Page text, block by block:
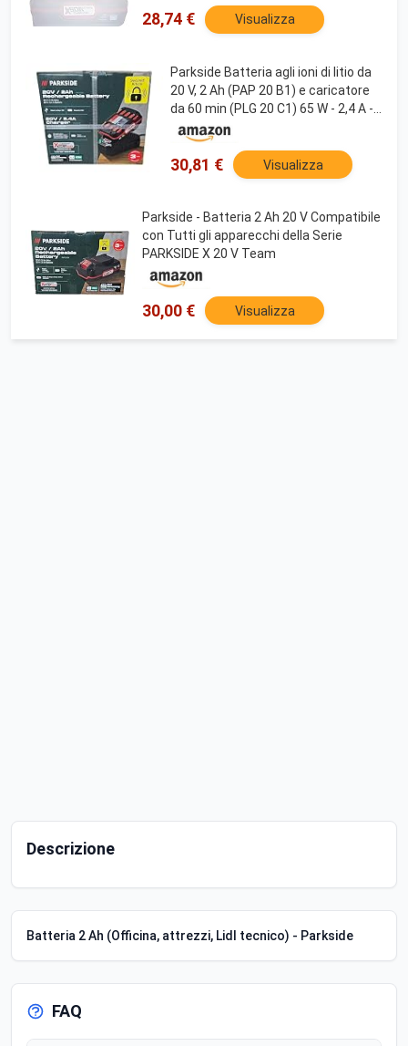
28,74 € Visualizza
Parkside Batteria agli ioni di litio da
20 V, 2 Ah (PAP 20 B1) e caricatore
da 60 min (PLG 20 C1) 65 W - 2,4 A -
Bilanciamento delle celle per
un'autonomia e una durata
prolungate
30,81 € Visualizza
Parkside - Batteria 2 Ah 20 V Compatibile
con Tutti gli apparecchi della Serie
PARKSIDE X 20 V Team
30,00 € Visualizza
Descrizione
Batteria 2 Ah (Officina, attrezzi, Lidl tecnico) - Parkside
FAQ